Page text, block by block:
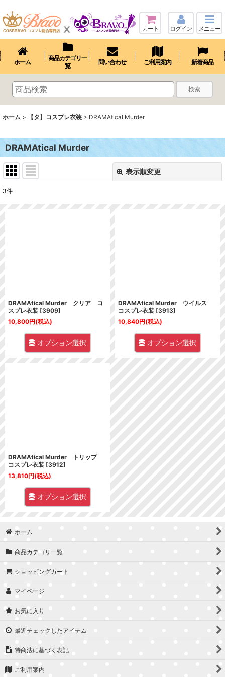
カート ログイン メニュー
ホーム
商品カテゴリ一
覧
問い合わせ ご利用案内 新着商品
検索
ホーム > 【タ】コスプレ衣装 > DRAMAtical Murder
DRAMAtical Murder
表示順変更
3件
DRAMAtical Murder クリア コ
スプレ衣装 [3909]
10,800円(税込)
オプション選択
DRAMAtical Murder ウイルス
コスプレ衣装 [3913]
10,840円(税込)
オプション選択
DRAMAtical Murder トリップ
コスプレ衣装 [3912]
13,810円(税込)
オプション選択
ホーム
商品カテゴリ一覧
ショッピングカート
マイページ
お気に入り
最近チェックしたアイテム
特商法に基づく表記
ご利用案内